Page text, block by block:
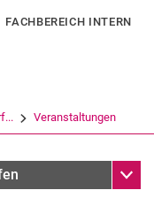
direkt zu: Inhalt
direkt zu: Suche
direkt zu:
Link in einem
FACHBEREICH INTERN
Veranstaltungen